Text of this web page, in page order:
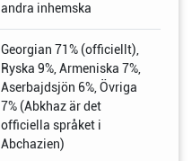
andra inhemska
Georgian 71% (officiellt),
Ryska 9%, Armeniska 7%,
Aserbajdsjön 6%, Övriga
7% (Abkhaz är det
officiella språket i
Abchazien)